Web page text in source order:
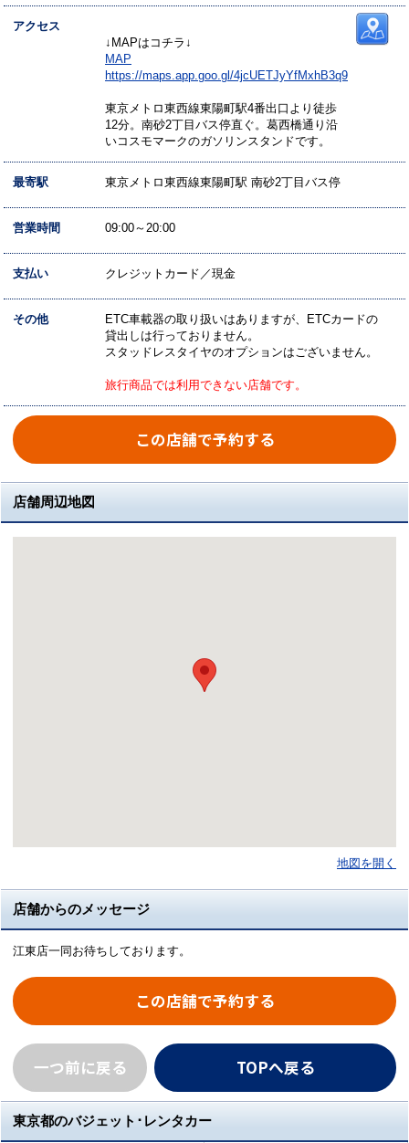
アクセス
↓MAPはコチラ↓
MAP
https://maps.app.goo.gl/4jcUETJyYfMxhB3q9
東京メトロ東西線東陽町駅4番出口より徒歩
12分。南砂2丁目バス停直ぐ。葛西橋通り沿
いコスモマークのガソリンスタンドです。
最寄駅 東京メトロ東西線東陽町駅 南砂2丁目バス停
営業時間 09:00～20:00
支払い クレジットカード／現金
その他
ETC車載器の取り扱いはありますが、ETCカードの
貸出しは行っておりません。
スタッドレスタイヤのオプションはございません。
旅行商品では利用できない店舗です。
この店舗で予約する
店舗周辺地図
地図を開く
店舗からのメッセージ
江東店一同お待ちしております。
この店舗で予約する
一つ前に戻る TOPへ戻る
東京都のバジェット･レンタカー